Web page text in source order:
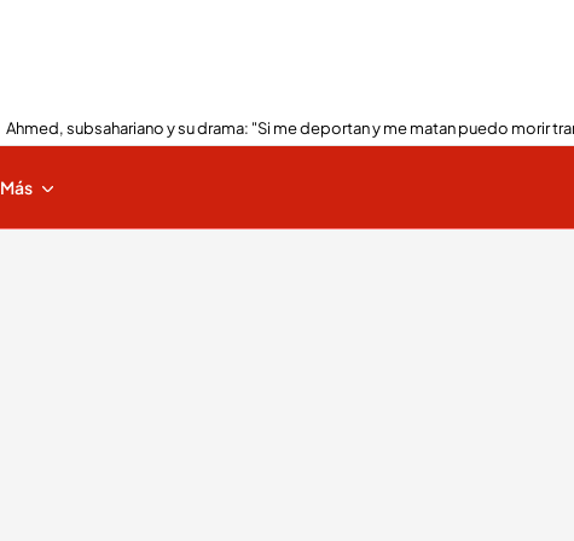
Ahmed, subsahariano y su drama: "Si me deportan y me matan puedo morir
Más